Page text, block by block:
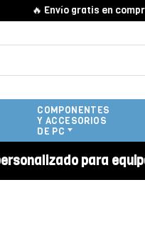
🔥 Envío gratis en compras
COMPONENTES
Y ACCESORIOS
DE PC
para